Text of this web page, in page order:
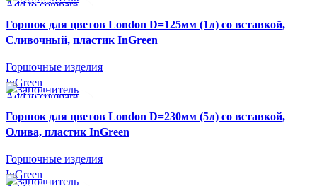
СУПЕР-ЦЕНА
Add to compare
Быстрый просмотр
В желаемое
Горшок для цветов London D=125мм (1л) со вставкой,
Сливочный, пластик InGreen
Горшочные изделия
InGreen
СУПЕР-ЦЕНА
Add to compare
Быстрый просмотр
В желаемое
Горшок для цветов London D=230мм (5л) со вставкой,
Олива, пластик InGreen
Горшочные изделия
InGreen